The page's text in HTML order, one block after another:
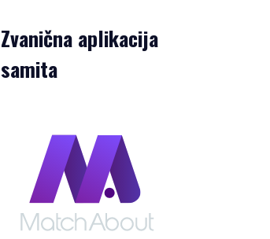
Zvanična aplikacija
samita